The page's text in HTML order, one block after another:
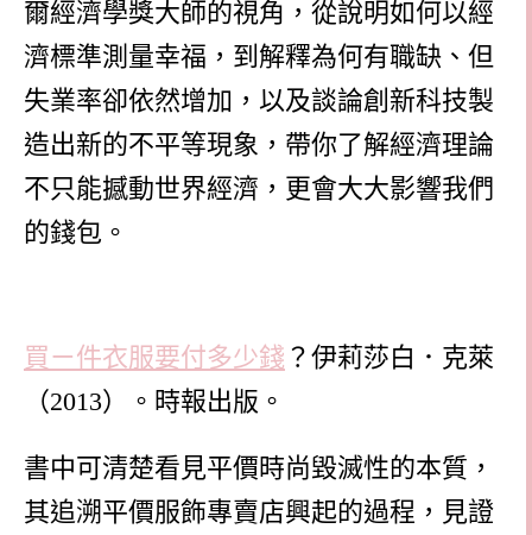
爾經濟學獎大師的視角，從說明如何以經
濟標準測量幸福，到解釋為何有職缺、但
失業率卻依然增加，以及談論創新科技製
造出新的不平等現象，帶你了解經濟理論
不只能撼動世界經濟，更會大大影響我們
的錢包。
買ㄧ件衣服要付多少錢 ？伊莉莎白．克萊
（2013）。時報出版。
書中可清楚看見平價時尚毀滅性的本質，
其追溯平價服飾專賣店興起的過程，見證